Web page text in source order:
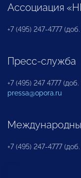
Ассоциация
+7 (495) 247-4777 (доб.
Пресс-служба
+7 (495) 247 4777 (доб.
pressa@opora.ru
+7 (495) 247-4777 (доб.